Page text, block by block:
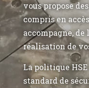
vous propose
compris en
accompagne,
réalisation de
La politique
standard de